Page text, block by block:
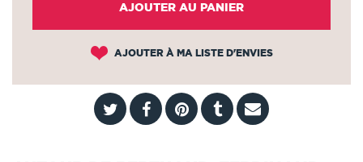
AJOUTER AU PANIER
AJOUTER À MA LISTE D'ENVIES